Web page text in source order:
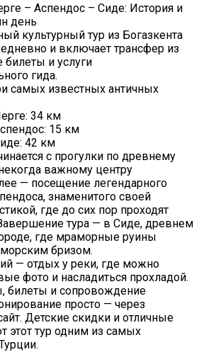
– Аспендос – Сиде: История и
день
культурный тур из Богазкента
и включает трансфер из
билеты и услуги
гида.
самых известных античных
34 км
15 км
42 км
с прогулки по древнему
важному центру
— посещение легендарного
знаменитого своей
где до сих пор проходят
тура — в Сиде, древнем
где мраморные руины
бризом.
— отдых у реки, где можно
фото и насладиться прохладой.
билеты и сопровождение
просто — через
Детские скидки и отличные
этот тур одним из самых